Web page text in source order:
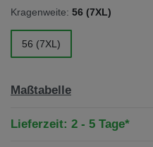
Kragenweite: 56 (7XL)
56 (7XL)
Maßtabelle
Lieferzeit: 2 - 5 Tage*